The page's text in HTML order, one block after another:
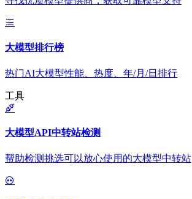
大模型排行榜
热门AI大模型性能、热度、年/月/日排行
工具
大模型API中转站检测
帮助检测挑选可以放心使用的大模型中转站